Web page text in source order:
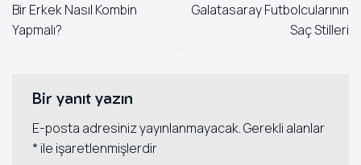
Bir Erkek Nasıl Kombin
Yapmalı?
Galatasaray Futbolcularının
Saç Stilleri
Bir yanıt yazın
E-posta adresiniz yayınlanmayacak.Gerekli alanlar
* ile işaretlenmişlerdir